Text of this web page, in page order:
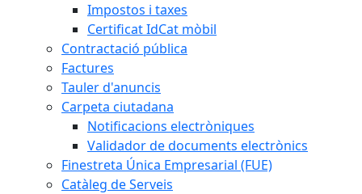
Impostos i taxes
Certificat IdCat mòbil
Contractació pública
Factures
Tauler d'anuncis
Carpeta ciutadana
Notificacions electròniques
Validador de documents electrònics
Finestreta Única Empresarial (FUE)
Catàleg de Serveis